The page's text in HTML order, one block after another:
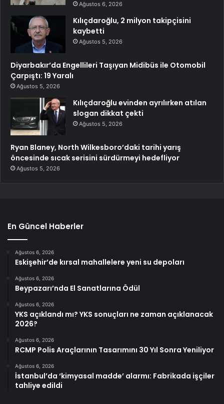
Ağustos 6, 2026
Kılıçdaroğlu, 2 milyon takipçisini
kaybetti
Ağustos 5, 2026
Diyarbakır’da Engellileri Taşıyan Midibüs ile Otomobil
Çarpıştı: 19 Yaralı
Ağustos 5, 2026
Kılıçdaroğlu evinden ayrılırken atılan
slogan dikkat çekti
Ağustos 5, 2026
Ryan Blaney, North Wilkesboro’daki tarihi yarış
öncesinde sıcak serisini sürdürmeyi hedefliyor
Ağustos 5, 2026
En Güncel Haberler
Ağustos 6, 2026
Eskişehir’de kırsal mahallelere yeni su depoları
Ağustos 6, 2026
Beypazarı’nda El Sanatlarına Ödül
Ağustos 6, 2026
YKS açıklandı mı? YKS sonuçları ne zaman açıklanacak
2026?
Ağustos 6, 2026
RCMP Polis Araçlarının Tasarımını 30 Yıl Sonra Yeniliyor
Ağustos 6, 2026
İstanbul’da ‘kimyasal madde’ alarmı: Fabrikada işçiler
tahliye edildi